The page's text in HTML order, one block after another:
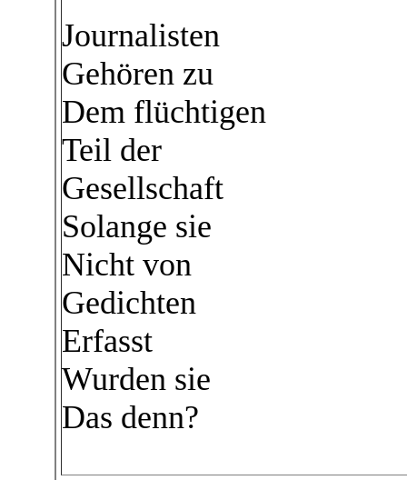
Journalisten
Gehören zu
Dem flüchtigen
Teil der
Gesellschaft
Solange sie
Nicht von
Gedichten
Erfasst
Wurden sie
Das denn?